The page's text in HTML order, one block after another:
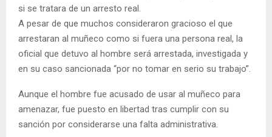
si se tratara de un arresto real.
A pesar de que muchos consideraron gracioso el que
arrestaran al muñeco como si fuera una persona real, la
oficial que detuvo al hombre será arrestada, investigada y
en su caso sancionada “por no tomar en serio su trabajo”.
Aunque el hombre fue acusado de usar al muñeco para
amenazar, fue puesto en libertad tras cumplir con su
sanción por considerarse una falta administrativa.